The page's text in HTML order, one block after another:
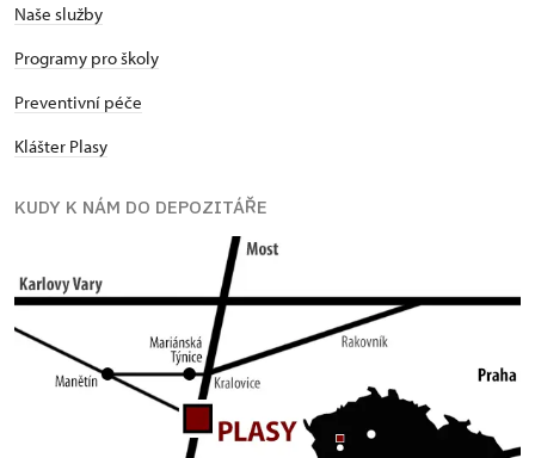
Naše služby
Programy pro školy
Preventivní péče
Klášter Plasy
KUDY K NÁM DO DEPOZITÁŘE